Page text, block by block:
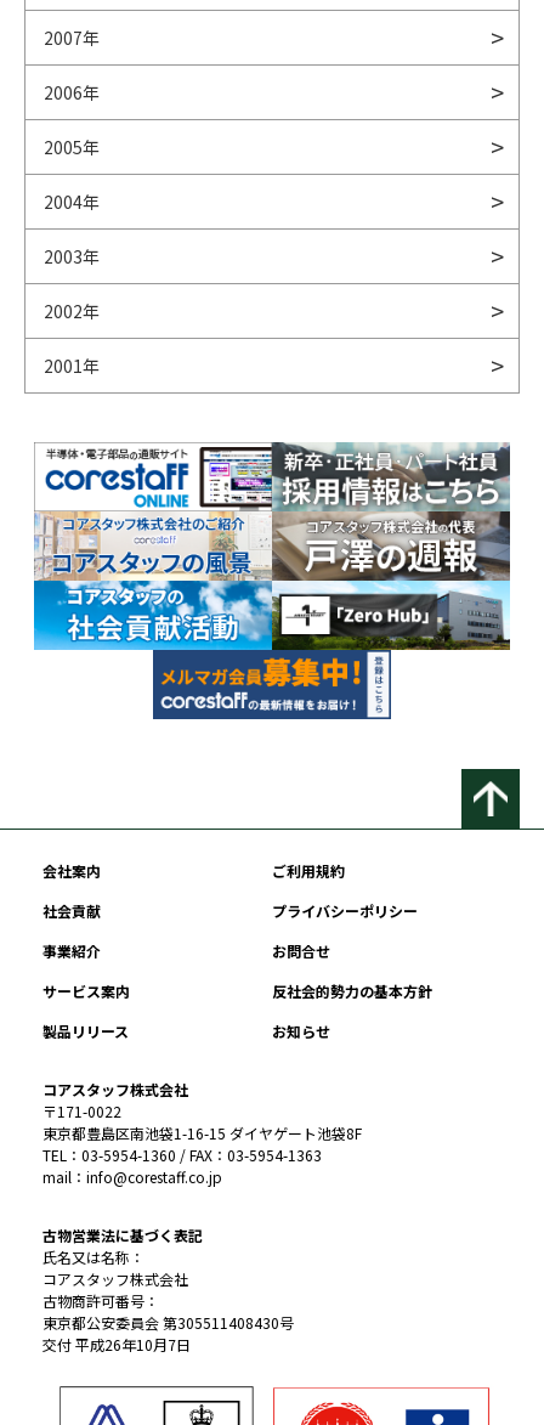
2007年
2006年
2005年
2004年
2003年
2002年
2001年
会社案内
ご利用規約
社会貢献
プライバシーポリシー
事業紹介
お問合せ
サービス案内
反社会的勢力の基本方針
製品リリース
お知らせ
コアスタッフ株式会社
〒171-0022
東京都豊島区南池袋1-16-15 ダイヤゲート池袋8F
TEL：03-5954-1360 / FAX：03-5954-1363
mail：info@corestaff.co.jp
古物営業法に基づく表記
氏名又は名称：
コアスタッフ株式会社
古物商許可番号：
東京都公安委員会 第305511408430号
交付 平成26年10月7日